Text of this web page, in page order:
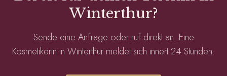
Winterthur?
Sende eine Anfrage oder ruf direkt an. Eine
Kosmetikerin in Winterthur meldet sich innert 24 Stunden.